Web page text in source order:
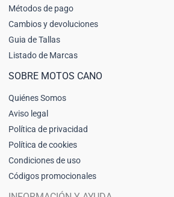
Métodos de pago
Cambios y devoluciones
Guia de Tallas
Listado de Marcas
SOBRE MOTOS CANO
Quiénes Somos
Aviso legal
Política de privacidad
Política de cookies
Condiciones de uso
Códigos promocionales